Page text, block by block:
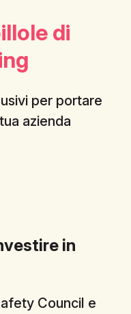
di
per portare
azienda
in
Council e